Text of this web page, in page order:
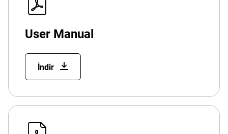
User Manual
İndir